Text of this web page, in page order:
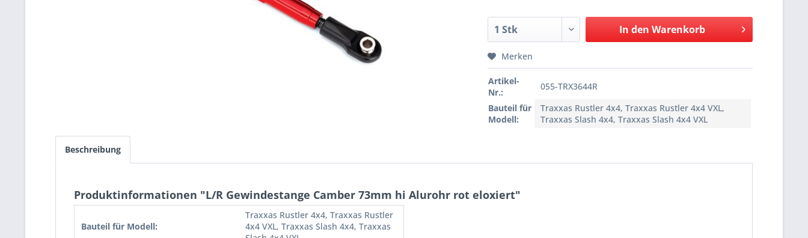
In den Warenkorb
Merken
Artikel-
Nr.:
055-TRX3644R
Bauteil für
Modell:
Traxxas Rustler 4x4, Traxxas Rustler 4x4 VXL,
Traxxas Slash 4x4, Traxxas Slash 4x4 VXL
Beschreibung
Produktinformationen "L/R Gewindestange Camber 73mm hi Alurohr rot eloxiert"
Bauteil für Modell:
Traxxas Rustler 4x4, Traxxas Rustler
4x4 VXL, Traxxas Slash 4x4, Traxxas